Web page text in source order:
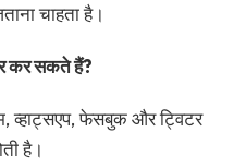
चाहता है।
कर सकते हैं?
व्हाट्सएप, फेसबुक और ट्विटर
है।